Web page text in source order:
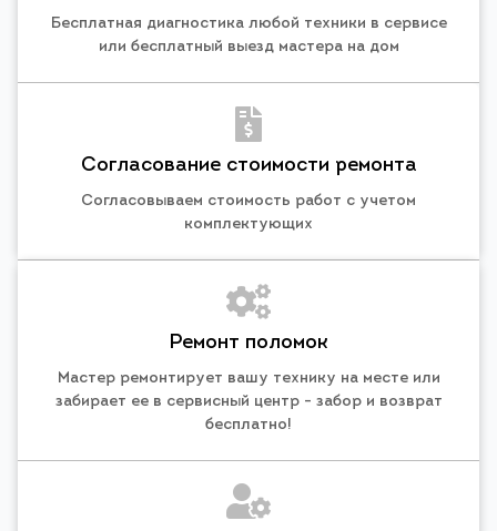
Бесплатная диагностика любой техники в сервисе
или бесплатный выезд мастера на дом
Согласование стоимости ремонта
Согласовываем стоимость работ с учетом
комплектующих
Ремонт поломок
Мастер ремонтирует вашу технику на месте или
забирает ее в сервисный центр - забор и возврат
бесплатно!